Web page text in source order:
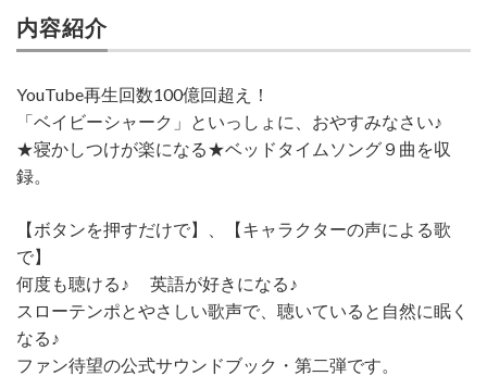
内容紹介
YouTube再生回数100億回超え！
「ベイビーシャーク」といっしょに、おやすみなさい♪
★寝かしつけが楽になる★ベッドタイムソング９曲を収
録。
【ボタンを押すだけで】、【キャラクターの声による歌
で】
何度も聴ける♪ 英語が好きになる♪
スローテンポとやさしい歌声で、聴いていると自然に眠く
なる♪
ファン待望の公式サウンドブック・第二弾です。